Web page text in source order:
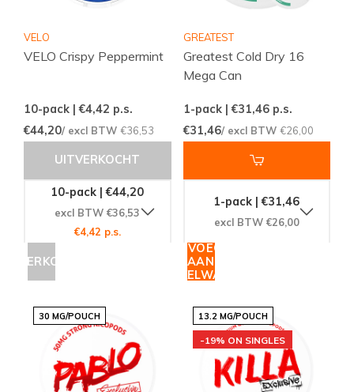
VELO
VELO Crispy Peppermint
10-pack | €4,42 p.s.
€44,20/ excl BTW €36,53
UITVERKOCHT
10-pack | €44,20
excl BTW €36,53
€4,42 p.s.
GREATEST
Greatest Cold Dry 16
Mega Can
1-pack | €31,46p.s.
€31,46/ excl BTW €26,00
1-pack | €31,46
excl BTW €26,00
TOEVOEGEN
AAN
WINKELWAGEN
30 MG/POUCH 13.2 MG/POUCH
-19% ON SINGLES